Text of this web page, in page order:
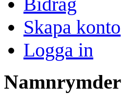
Skapa konto
Logga in
Namnrymder